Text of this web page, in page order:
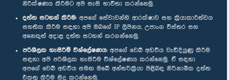
නිරීක්ෂණය කිරීමට අපි සැසි භාවිතා කරන්නෙමු.
දත්ත සටහන් කිරීම: අපගේ සේවාවන්හි ආරක්ෂාව සහ ක්‍රියාකාරීත්වය
සහතික කිරීම සඳහා අපි ඔබගේ IP ලිපිනය, උපාංග විස්තර සහ
අනෙකුත් අදාළ දත්ත සටහන් කරගන්නෙමු.
පරිශීලක හැසිරීම් විශ්ලේෂණය: අපගේ වෙබ් අඩවිය වැඩිදියුණු කිරීම
සඳහා අපි පරිශීලක හැසිරීම විශ්ලේෂණය කරන්නෙමු. ඒ සඳහා
අපගේ වෙබ් අඩවිය සමඟ ඔබේ අන්තර්ක්‍රියා පිළිබඳ නිර්නාමික දත්ත
එකතු කිරීම සිදු කරන්නෙමු.
අප හා සම්බන්ධ වී සිටින්න :
සම්මාන
පෞද්ගලිකත්ව ප්‍රතිපත්තිය